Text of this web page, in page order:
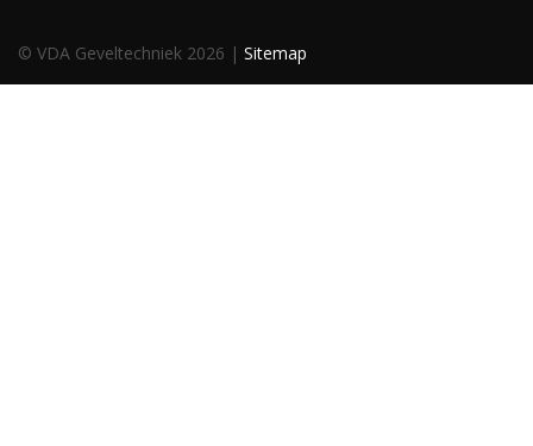
© VDA Geveltechniek 2026 | Sitemap